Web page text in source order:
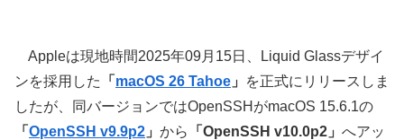
Appleは現地時間2025年09月15日、Liquid Glassデザイ
ンを採用した
「 macOS 26 Tahoe 」
を正式にリリースしま
したが、同バージョンではOpenSSHがmacOS 15.6.1の
「 OpenSSH v9.9p2 」 から 「OpenSSH v10.0p2」 へアッ